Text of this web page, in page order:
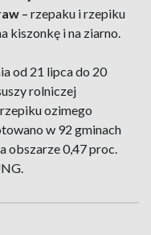
– rzepaku i rzepiku
kiszonkę i na ziarno.
od 21 lipca do 20
rolniczej
ozimego
w 92 gminach
obszarze 0,47 proc.